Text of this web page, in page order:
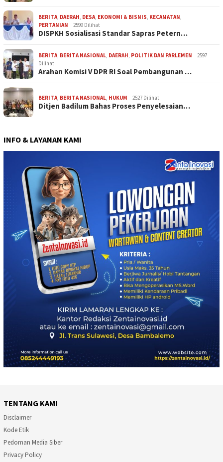
BERITA, DAERAH, DESA, EKONOMI & BISNIS, KECAMATAN,
PERTANIAN
2599 Dilihat
DISPKH Sosialisasi Standar Sapras Petern…
BERITA, BERITA NASIONAL, DAERAH, POLITIK DAN PARLEMEN
2597
Dilihat
Arahan Komisi V DPR RI Soal Pembangunan …
BERITA, BERITA NASIONAL, HUKUM 2527 Dilihat
Ditjen Badilum Bahas Proses Penyelesaian…
INFO & LAYANAN KAMI
TENTANG KAMI
Disclaimer
Kode Etik
Pedoman Media Siber
Privacy Policy